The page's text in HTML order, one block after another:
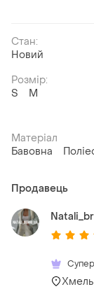
Стан:
Новий
Розмір:
S
M
Матеріал
Бавовна
Продавець